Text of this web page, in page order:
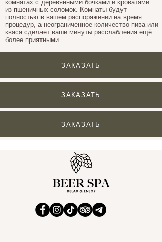
комнатax с деревянными бочками и кроватями
из пшеничных соломок. Комнаты будут
полностью в вашем распоряжении на время
процедур, а неограниченное количество пива или
кваса сделает ваши минуты расслабления ещё
более приятными
ЗАКАЗАТЬ
ЗАКАЗАТЬ
ЗАКАЗАТЬ